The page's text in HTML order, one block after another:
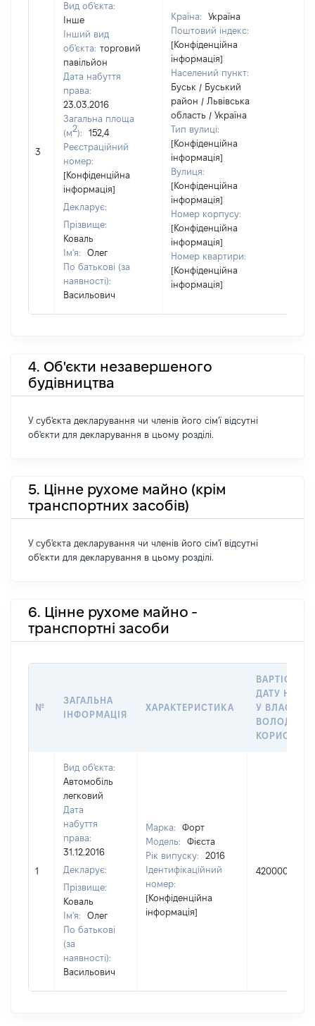
3
Вид об'єкта:
Інше
Інший вид
об'єкта: торговий
павільйон
Дата набуття
права:
23.03.2016
Загальна площа
(м2):
152,4
Реєстраційний
номер:
[Конфіденційна
інформація]
Декларує:
Прізвище:
Коваль
Ім'я:
Олег
По батькові (за
наявності):
Васильович
Країна:
Україна
Поштовий індекс:
[Конфіденційна
інформація]
Населений пункт:
Буськ / Буський
район / Львівська
область / Україна
Тип вулиці:
[Конфіденційна
інформація]
Вулиця:
[Конфіденційна
інформація]
Номер корпусу:
[Конфіденційна
інформація]
Номер квартири:
[Конфіденційна
інформація]
4. Об'єкти незавершеного
будівництва
У суб'єкта декларування чи членів його сім'ї відсутні
об'єкти для декларування в цьому розділі.
5. Цінне рухоме майно (крім
транспортних засобів)
У суб'єкта декларування чи членів його сім'ї відсутні
об'єкти для декларування в цьому розділі.
6. Цінне рухоме майно -
транспортні засоби
№
ЗАГАЛЬНА
ІНФОРМАЦІЯ
ХАРАКТЕРИСТИКА
ВАРТІСТЬ
ДАТУ
У
1
Вид об'єкта:
Автомобіль
легковий
Дата
набуття
права:
31.12.2016
Декларує:
Прізвище:
Коваль
Ім'я:
Олег
По батькові
(за
наявності):
Васильович
Марка:
Форт
Модель:
Фієста
Рік випуску:
2016
Ідентифікаційний
номер:
[Конфіденційна
інформація]
420000